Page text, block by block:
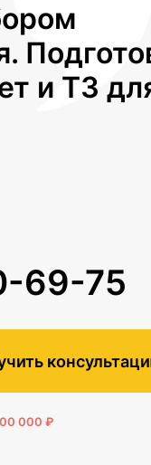
и ТЗ
69-75
000 ₽